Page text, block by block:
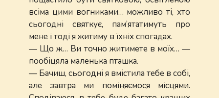
всіма цими вогниками… можливо ті, хто
сьогодні святкує, пам’ятатимуть про
мене і тоді я житиму в їхніх спогадах.
— Що ж… Ви точно житимете в моїх… —
пообіцяла маленька пташка.
— Бачиш, сьогодні я вмістила тебе в собі,
але завтра ми поміняємося місцями.